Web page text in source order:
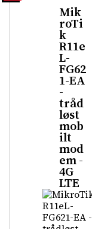
Mik
roTi
k
R11e
L-
FG62
1-EA
-
tråd
løst
mob
ilt
mod
em -
4G
LTE